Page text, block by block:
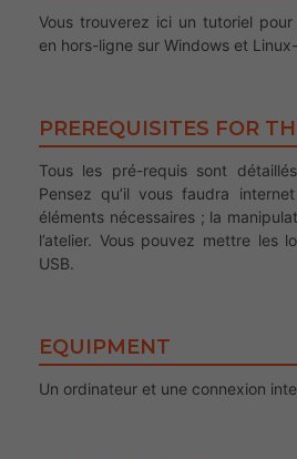
Vous trouverez ici un tutoriel
en hors-ligne sur Windows et
PREREQUISITES FOR
Tous les pré-requis sont
Pensez qu’il vous faudra
éléments nécessaires ; la
l’atelier. Vous pouvez mettre les
USB.
EQUIPMENT
Un ordinateur et une connexion